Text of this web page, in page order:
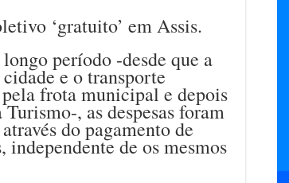
‘gratuito’ em Assis.
período -desde que a
e o transporte
frota municipal e depois
, as despesas foram
do pagamento de
de os mesmos